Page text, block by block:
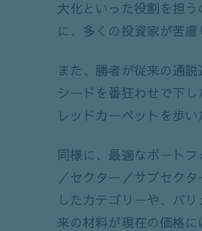
大化といった役割を担
に、多くの投資家が苦慮
また、勝者が従来の通
シードを番狂わせで下
レッドカーペットを歩
同様に、最適なポート
／セクター／サブセク
したカテゴリーや、バ
来の材料が現在の価格